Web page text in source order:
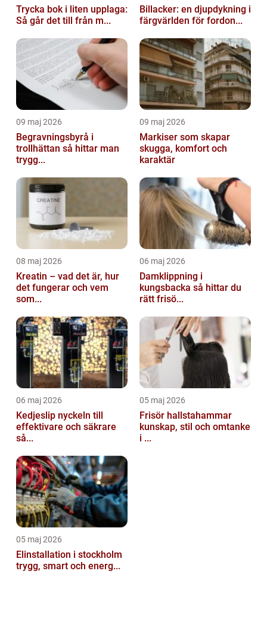
Trycka bok i liten upplaga:
Så går det till från m...
Billacker: en djupdykning i
färgvärlden för fordon...
09 maj 2026
Begravningsbyrå i
trollhättan så hittar man
trygg...
09 maj 2026
Markiser som skapar
skugga, komfort och
karaktär
08 maj 2026
Kreatin – vad det är, hur
det fungerar och vem
som...
06 maj 2026
Damklippning i
kungsbacka så hittar du
rätt frisö...
06 maj 2026
Kedjeslip nyckeln till
effektivare och säkrare
så...
05 maj 2026
Frisör hallstahammar
kunskap, stil och omtanke
i ...
05 maj 2026
Elinstallation i stockholm
trygg, smart och energ...